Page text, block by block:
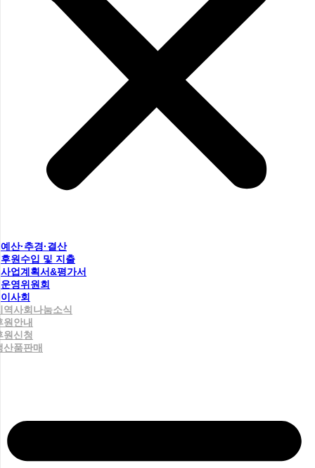
예산·추경·결산
후원수입 및 지출
사업계획서&평가서
운영위원회
이사회
역사회나눔소식
원안내
원신청
산품판매